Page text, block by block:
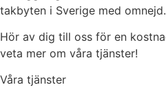
takbyten i Sverige med omnejd.
Hör av dig till oss för en
veta mer om våra tjänster!
Våra tjänster